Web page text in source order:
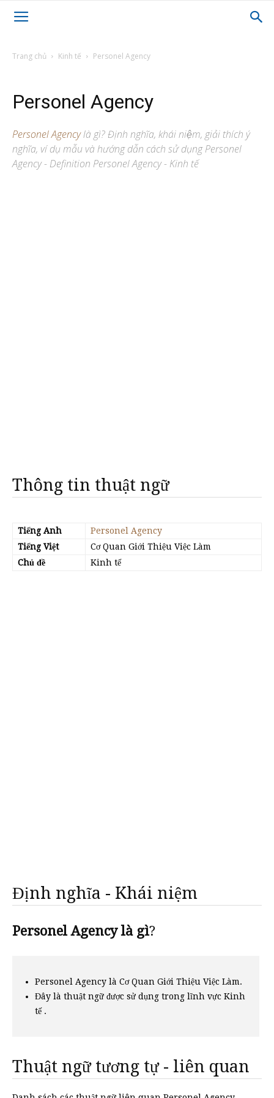
Trang chủ Kinh tế Personel Agency
Personel Agency
Personel Agencylà gì? Định nghĩa, khái niệm, giải thích ý
nghĩa, ví dụ mẫu và hướng dẫn cách sử dụng Personel
Agency - Definition Personel Agency - Kinh tế
Thông tin thuật ngữ
Tiếng Anh
Personel Agency
Tiếng Việt
Cơ Quan Giới Thiệu Việc Làm
Chủ đề
Kinh tế
Định nghĩa - Khái niệm
Personel Agency là gì?
Personel Agency là Cơ Quan Giới Thiệu Việc Làm.
Đây là thuật ngữ được sử dụng trong lĩnh vực Kinh
tế .
Thuật ngữ tương tự - liên quan